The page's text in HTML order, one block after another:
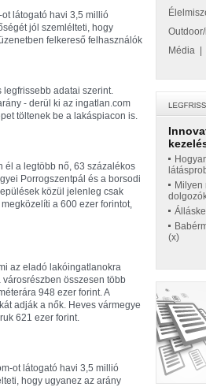
látogató havi 3,5 millió
jól szemlélteti, hogy
felkereső felhasználók
adatai szerint.
- derül ki az ingatlan.com
töltenek be a lakáspiacon is.
él a legtöbb nő, 63 százalékos
Porrogszentpál és a borsodi
közül jelenleg csak
a 600 ezer forintot,
az eladó lakóingatlanokra
összesen több
948 ezer forint. A
adják a nők. Heves vármegye
621 ezer forint.
ot látogató havi 3,5 millió
hogy ugyanez az arány
Média
Milyen
(x)